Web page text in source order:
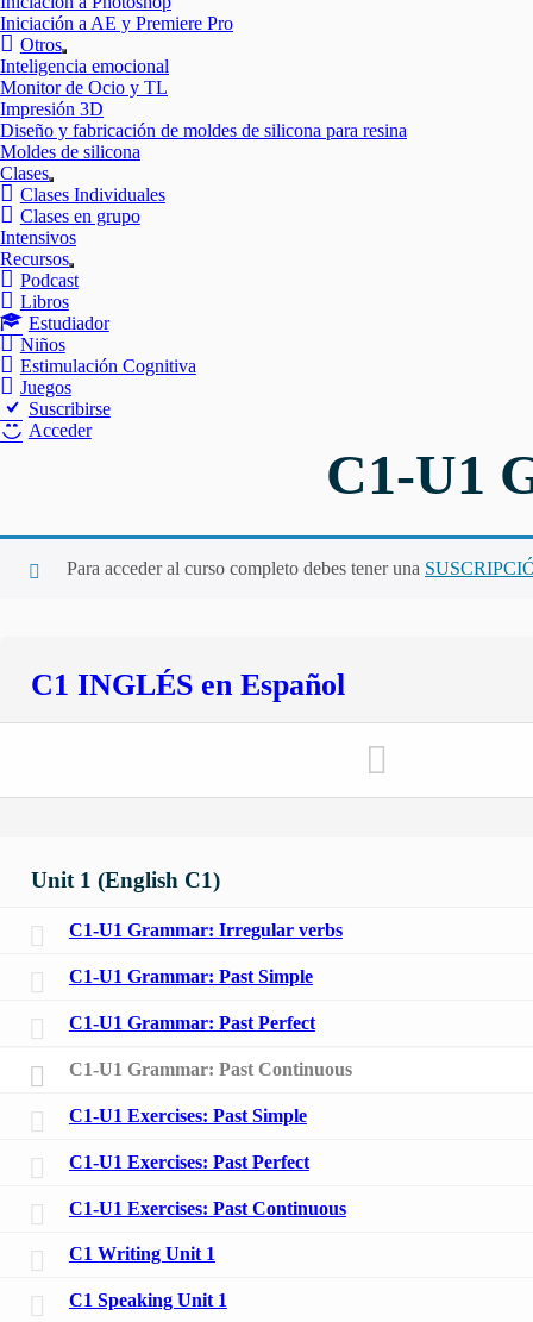
Iniciación a AE y Premiere Pro
Otros
Mostrar
el
submenú
Inteligencia emocional
Monitor de Ocio y TL
Impresión 3D
Diseño y fabricación de moldes de silicona para resina
Moldes de silicona
Clases
Mostrar
el
submenú
Clases Individuales
Clases en grupo
Intensivos
Recursos
Mostrar
el
Podcast
Libros
Estudiador
Niños
Estimulación Cognitiva
Juegos
Suscribirse
Acceder
C1-U1
Para acceder al curso completo debes tener una
C1 INGLÉS en Español
Unit 1 (English C1)
C1-U1 Grammar: Irregular verbs
C1-U1 Grammar: Past Simple
C1-U1 Grammar: Past Perfect
C1-U1 Grammar: Past Continuous
C1-U1 Exercises: Past Simple
C1-U1 Exercises: Past Perfect
C1-U1 Exercises: Past Continuous
C1 Writing Unit 1
C1 Speaking Unit 1